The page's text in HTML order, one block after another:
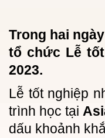
Trong hai
tổ chức Lễ
2023.
Lễ tốt nghiệp
trình học tại
dấu khoảnh